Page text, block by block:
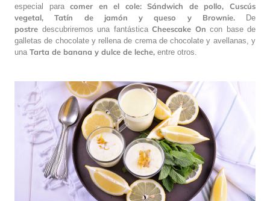
especial paracomer en el cole: Sándwich de pollo, Cuscús
vegetal, Tatín de jamón y queso y Brownie.
De
postre descubriremos una fantásticaCheescake On con base de
galletas de chocolate y rellena de crema de chocolate y avellanas, y
una Tarta de banana y dulce de leche, entre otros.